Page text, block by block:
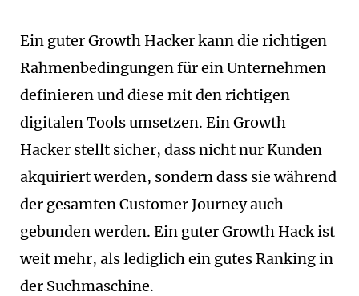
Ein guter Growth Hacker kann die richtigen
Rahmenbedingungen für ein Unternehmen
definieren und diese mit den richtigen
digitalen Tools umsetzen. Ein Growth
Hacker stellt sicher, dass nicht nur Kunden
akquiriert werden, sondern dass sie während
der gesamten Customer Journey auch
gebunden werden. Ein guter Growth Hack ist
weit mehr, als lediglich ein gutes Ranking in
der Suchmaschine.